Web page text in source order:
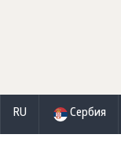
RU Сербия